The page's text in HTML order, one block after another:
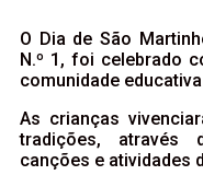
O Dia de São
N.º 1, foi celebrado
comunidade
As crianças
tradições, através
canções e atividades